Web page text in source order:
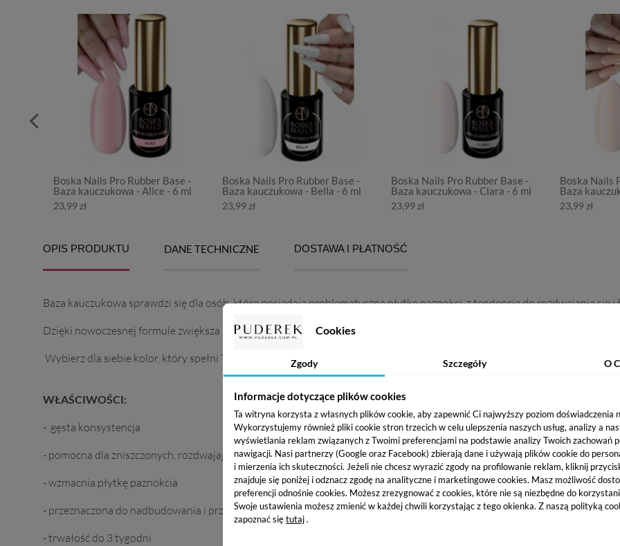
Cookies
Zgody Szczegóły O
Informacje dotyczące plików cookies
Ta witryna korzysta z własnych plików cookie, aby zapewnić Ci najwyższy poziom doświadczenia
Wykorzystujemy również pliki cookie stron trzecich w celu ulepszenia naszych usług, analizy a
wyświetlania reklam związanych z Twoimi preferencjami na podstawie analizy Twoich zachowań
nawigacji. Nasi partnerzy (Google oraz Facebook) zbierają dane i używają plików cookie do
i mierzenia ich skuteczności. Jeżeli nie chcesz wyrazić zgody na profilowanie reklam, kliknij
znajduje się poniżej i odznacz zgodę na analityczne i marketingowe cookies. Masz możliwość
preferencji odnośnie cookies. Możesz zrezygnować z cookies, które nie są niezbędne do
Swoje ustawienia możesz zmienić w każdej chwili korzystając z tego okienka. Z naszą polityką
zapoznać siętutaj.
Boska Nails Pro Rubber Base -
Baza kauczukowa - Alice - 6 ml
23,99 zł
Boska Nails Pro Rubber Base -
Baza kauczukowa - Bella - 6 ml
23,99 zł
Boska Nails Pro Rubber Base -
Baza kauczukowa - Clara - 6 ml
23,99 zł
Boska Nails
Baza
23,99 zł
OPIS PRODUKTU DANE TECHNICZNE DOSTAWA I PŁATNOŚĆ
Baza kauczukowa sprawdzi się dla osób, które posiadają problematyczną płytke paznokci, z tendencją do rozdwajania się
Dzięki nowoczesnej formule zwiększa przyczepność do naturalnej płytki paznokci, dzięki składnikom w niej zawartym.
Wybierz dla siebie kolor, który spełni Twoje potrzeby.
WŁAŚCIWOŚCI:
- gęsta konsystencja
- pomocna dla zniszczonych, rozdwajających się i łamliwych paznokci
- wzmacnia płytkę paznokcia
- przeznaczona do nadbudowania i przedłużania paznokci
- trwałość do 3 tygodni